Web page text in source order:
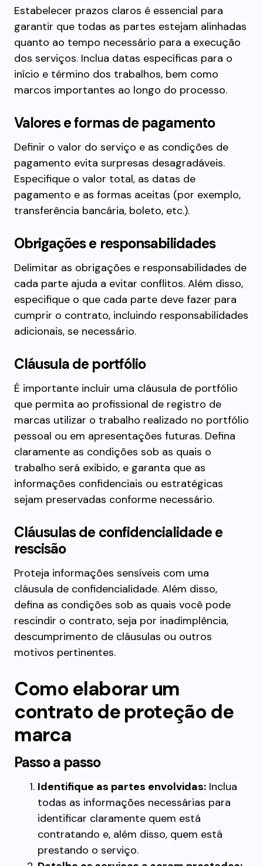
Estabelecer prazos claros é essencial para
garantir que todas as partes estejam alinhadas
quanto ao tempo necessário para a execução
dos serviços. Inclua datas específicas para o
início e término dos trabalhos, bem como
marcos importantes ao longo do processo.
Valores e formas de pagamento
Definir o valor do serviço e as condições de
pagamento evita surpresas desagradáveis.
Especifique o valor total, as datas de
pagamento e as formas aceitas (por exemplo,
transferência bancária, boleto, etc.).
Obrigações e responsabilidades
Delimitar as obrigações e responsabilidades de
cada parte ajuda a evitar conflitos. Além disso,
especifique o que cada parte deve fazer para
cumprir o contrato, incluindo responsabilidades
adicionais, se necessário.
Cláusula de portfólio
É importante incluir uma cláusula de portfólio
que permita ao profissional de registro de
marcas utilizar o trabalho realizado no portfólio
pessoal ou em apresentações futuras. Defina
claramente as condições sob as quais o
trabalho será exibido, e garanta que as
informações confidenciais ou estratégicas
sejam preservadas conforme necessário.
Cláusulas de confidencialidade e
rescisão
Proteja informações sensíveis com uma
cláusula de confidencialidade. Além disso,
defina as condições sob as quais você pode
rescindir o contrato, seja por inadimplência,
descumprimento de cláusulas ou outros
motivos pertinentes.
Como elaborar um
contrato de proteção de
marca
Passo a passo
Identifique as partes envolvidas: Inclua
todas as informações necessárias para
identificar claramente quem está
contratando e, além disso, quem está
prestando o serviço.